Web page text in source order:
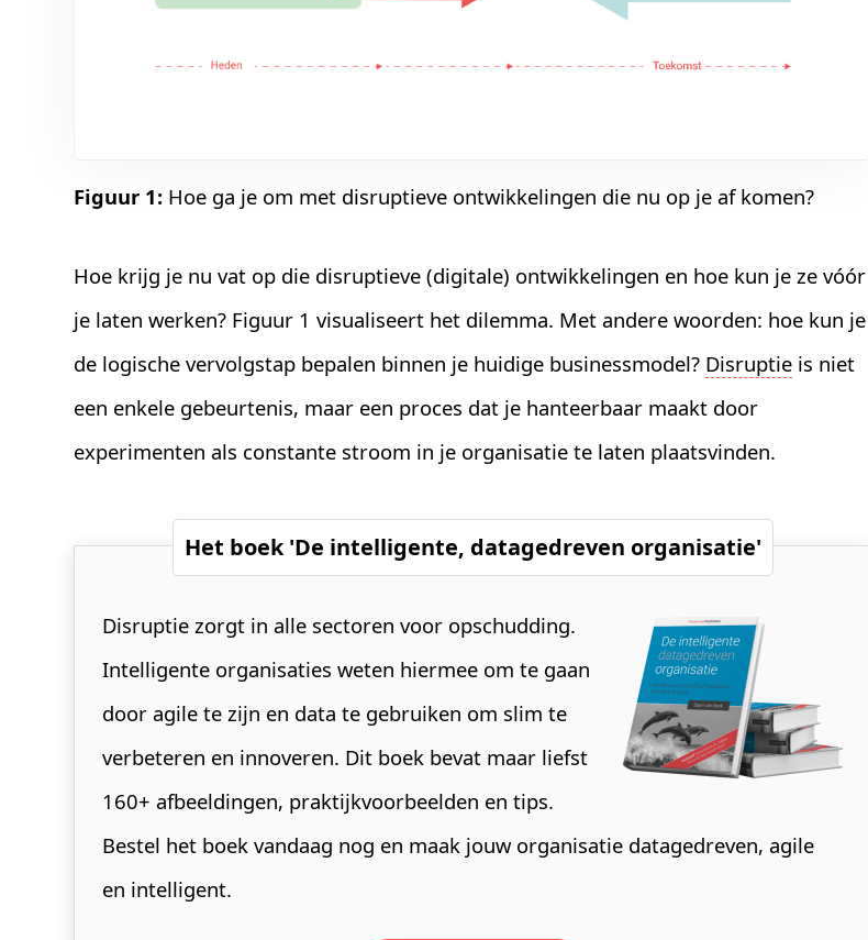
Figuur 1: Hoe ga je om met disruptieve ontwikkelingen die nu op je af komen?
Hoe krijg je nu vat op die disruptieve (digitale) ontwikkelingen en hoe kun je ze vóór
je laten werken? Figuur 1 visualiseert het dilemma. Met andere woorden: hoe kun je
de logische vervolgstap bepalen binnen je huidige businessmodel? Disruptie is niet
een enkele gebeurtenis, maar een proces dat je hanteerbaar maakt door
experimenten als constante stroom in je organisatie te laten plaatsvinden.
Het boek 'De intelligente, datagedreven organisatie'
Disruptie zorgt in alle sectoren voor opschudding.
Intelligente organisaties weten hiermee om te gaan
door agile te zijn en data te gebruiken om slim te
verbeteren en innoveren. Dit boek bevat maar liefst
160+ afbeeldingen, praktijkvoorbeelden en tips.
Bestel het boek vandaag nog en maak jouw organisatie datagedreven, agile
en intelligent.